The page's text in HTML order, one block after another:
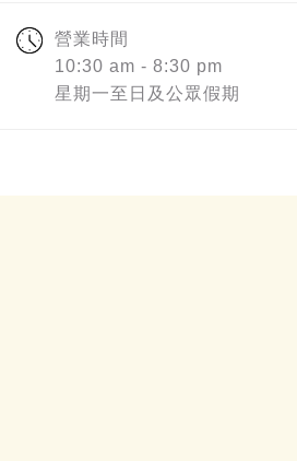
營業時間
10:30 am - 8:30 pm
星期一至日及公眾假期